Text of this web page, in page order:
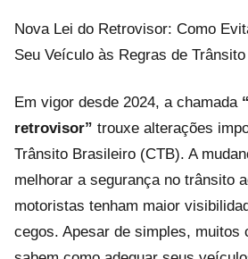
Nova Lei do Retrovisor: Como
Seu Veículo às Regras de Trânsito
Em vigor desde 2024, a chamada
retrovisor” trouxe alterações
Trânsito Brasileiro (CTB). A
melhorar a segurança no trânsito
motoristas tenham maior
cegos. Apesar de simples, muitos